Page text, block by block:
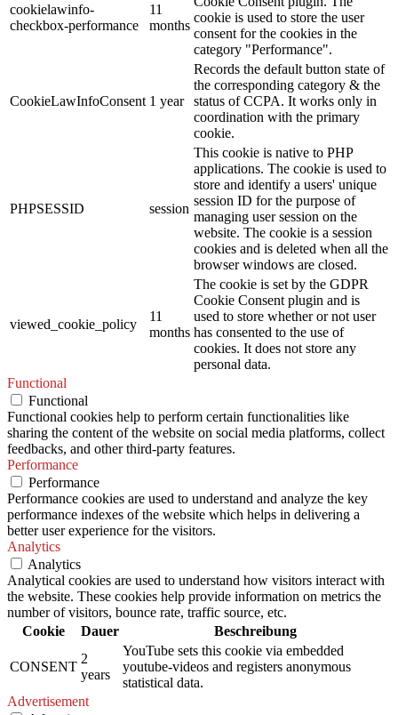
cookielawinfo-
checkbox-performance
11
months
cookie is used to store the user
consent for the cookies in the
category "Performance".
CookieLawInfoConsent 1 year
Records the default button state of
the corresponding category & the
status of CCPA. It works only in
coordination with the primary
cookie.
PHPSESSID session
This cookie is native to PHP
applications. The cookie is used to
store and identify a users' unique
session ID for the purpose of
managing user session on the
website. The cookie is a session
cookies and is deleted when all the
browser windows are closed.
viewed_cookie_policy
11
months
The cookie is set by the GDPR
Cookie Consent plugin and is
used to store whether or not user
has consented to the use of
cookies. It does not store any
personal data.
Functional
Functional
Functional cookies help to perform certain functionalities like
sharing the content of the website on social media platforms, collect
feedbacks, and other third-party features.
Performance
Performance
Performance cookies are used to understand and analyze the key
performance indexes of the website which helps in delivering a
better user experience for the visitors.
Analytics
Analytics
Analytical cookies are used to understand how visitors interact with
the website. These cookies help provide information on metrics the
number of visitors, bounce rate, traffic source, etc.
Cookie
Dauer Beschreibung
CONSENT
2
years
YouTube sets this cookie via embedded
youtube-videos and registers anonymous
statistical data.
Advertisement